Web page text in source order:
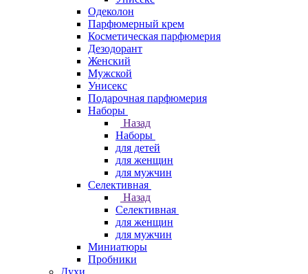
Одеколон
Парфюмерный крем
Косметическая парфюмерия
Дезодорант
Женский
Мужской
Унисекс
Подарочная парфюмерия
Наборы
Назад
Наборы
для детей
для женщин
для мужчин
Селективная
Назад
Селективная
для женщин
для мужчин
Миниатюры
Пробники
Духи